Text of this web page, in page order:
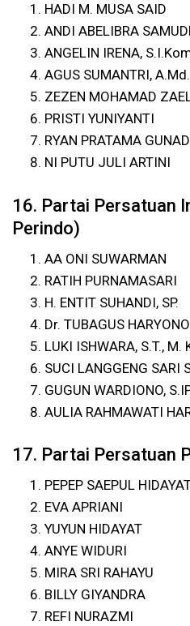
HADI M. MUSA SAID
ANDI ABELIBRA
ANGELIN IRENA,
AGUS SUMANTRI, A.Md.
ZEZEN MOHAMAD
PRISTI YUNIYANTI
RYAN PRATAMA
NI PUTU JULI ARTINI
16. Partai Persatuan
Perindo)
AA ONI SUWARMAN
RATIH PURNAMASARI
H. ENTIT SUHANDI, SP.
Dr. TUBAGUS HARYONO
LUKI ISHWARA, S.T., M.
SUCI LANGGENG SARI
GUGUN WARDIONO,
AULIA RAHMAWATI
17. Partai Persatuan
PEPEP SAEPUL
EVA APRIANI
YUYUN HIDAYAT
ANYE WIDURI
MIRA SRI RAHAYU
BILLY GIYANDRA
REFI NURAZMI